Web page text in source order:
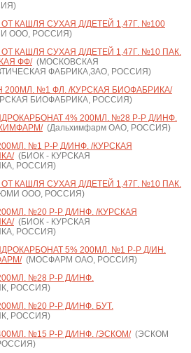
КАШЛЯ СУХАЯ Д/ДЕТЕЙ 1,47Г. №100
ООО, РОССИЯ)
КАШЛЯ СУХАЯ Д/ДЕТЕЙ 1,47Г. №10 ПАК.
ФФ/(МОСКОВСКАЯ
ФАБРИКА,ЗАО, РОССИЯ)
200МЛ. №1 ФЛ. /КУРСКАЯ БИОФАБРИКА/
БИОФАБРИКА, РОССИЯ)
4% 200МЛ. №28 Р-Р Д/ИНФ.
(Дальхимфарм ОАО, РОССИЯ)
№1 Р-Р Д/ИНФ. /КУРСКАЯ
(БИОК - КУРСКАЯ
РОССИЯ)
КАШЛЯ СУХАЯ Д/ДЕТЕЙ 1,47Г. №10 ПАК.
ООО, РОССИЯ)
№20 Р-Р Д/ИНФ. /КУРСКАЯ
(БИОК - КУРСКАЯ
РОССИЯ)
5% 200МЛ. №1 Р-Р Д/ИН.
(МОСФАРМ ОАО, РОССИЯ)
№28 Р-Р Д/ИНФ.
РОССИЯ)
№20 Р-Р Д/ИНФ. БУТ.
РОССИЯ)
№15 Р-Р Д/ИНФ. /ЭСКОМ/(ЭСКОМ